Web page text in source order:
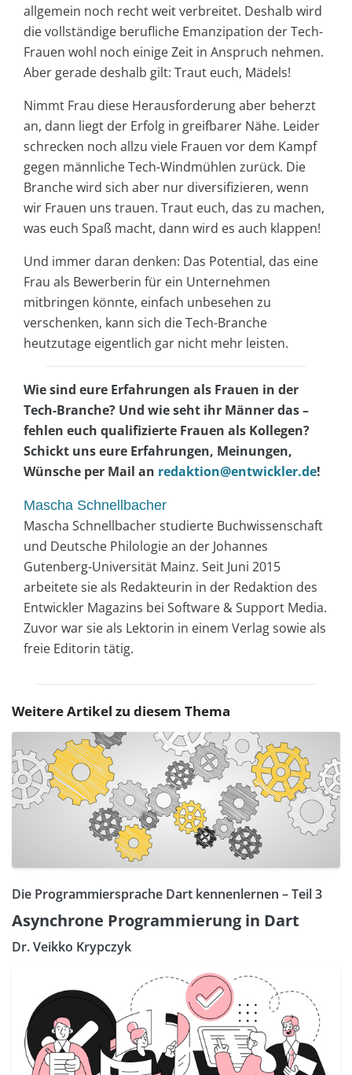
allgemein noch recht weit verbreitet. Deshalb wird
die vollständige berufliche Emanzipation der Tech-
Frauen wohl noch einige Zeit in Anspruch nehmen.
Aber gerade deshalb gilt: Traut euch, Mädels!
Nimmt Frau diese Herausforderung aber beherzt
an, dann liegt der Erfolg in greifbarer Nähe. Leider
schrecken noch allzu viele Frauen vor dem Kampf
gegen männliche Tech-Windmühlen zurück. Die
Branche wird sich aber nur diversifizieren, wenn
wir Frauen uns trauen. Traut euch, das zu machen,
was euch Spaß macht, dann wird es auch klappen!
Und immer daran denken: Das Potential, das eine
Frau als Bewerberin für ein Unternehmen
mitbringen könnte, einfach unbesehen zu
verschenken, kann sich die Tech-Branche
heutzutage eigentlich gar nicht mehr leisten.
Wie sind eure Erfahrungen als Frauen in der
Tech-Branche? Und wie seht ihr Männer das –
fehlen euch qualifizierte Frauen als Kollegen?
Schickt uns eure Erfahrungen, Meinungen,
Wünsche per Mail an redaktion@entwickler.de!
Mascha Schnellbacher
Mascha Schnellbacher studierte Buchwissenschaft
und Deutsche Philologie an der Johannes
Gutenberg-Universität Mainz. Seit Juni 2015
arbeitete sie als Redakteurin in der Redaktion des
Entwickler Magazins bei Software & Support Media.
Zuvor war sie als Lektorin in einem Verlag sowie als
freie Editorin tätig.
Weitere Artikel zu diesem Thema
Die Programmiersprache Dart kennenlernen – Teil 3
Asynchrone Programmierung in Dart
Dr. Veikko Krypczyk